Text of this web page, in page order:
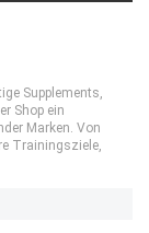
Supplements,
Shop ein
Marken. Von
Trainingsziele,